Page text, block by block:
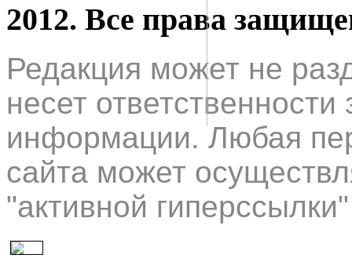
2012. Все права
Редакция может не
несет
информации. Любая
сайта может
"активной